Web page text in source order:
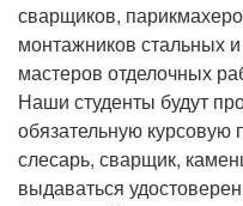
сварщиков,
монтажников стальных
мастеров отделочных
Наши студенты будут
обязательную курсовую
слесарь, сварщик,
выдаваться